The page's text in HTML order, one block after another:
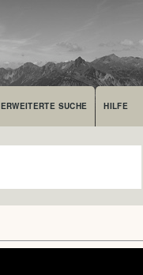
ERWEITERTE SUCHE HILFE